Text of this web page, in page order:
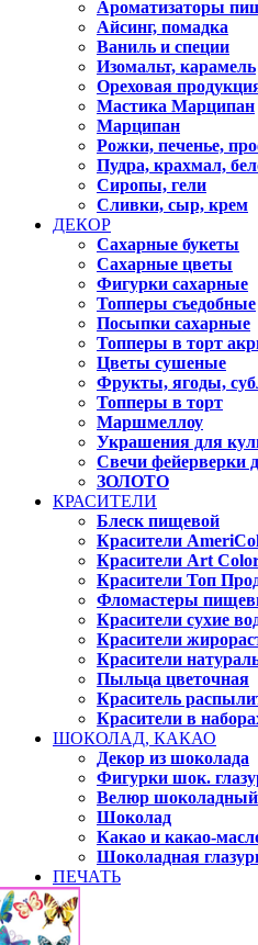
Ароматизаторы
Айсинг, помадка
Ваниль и специи
Изомальт, карамель
Ореховая
Мастика Марципан
Марципан
Рожки, печенье,
Пудра, крахмал,
Сиропы, гели
Сливки, сыр, крем
ДЕКОР
Сахарные букеты
Сахарные цветы
Фигурки сахарные
Топперы съедобные
Посыпки сахарные
Топперы в торт
Цветы сушеные
Фрукты, ягоды,
Топперы в торт
Маршмеллоу
Украшения для
Свечи фейерверки
ЗОЛОТО
КРАСИТЕЛИ
Блеск пищевой
Красители
Красители Art
Красители Топ
Фломастеры
Красители сухие
Красители
Красители
Пыльца цветочная
Краситель
Красители в
ШОКОЛАД, КАКАО
Декор из шоколада
Фигурки шок.
Велюр шоколадный
Шоколад
Какао и какао-
Шоколадная
ПЕЧАТЬ